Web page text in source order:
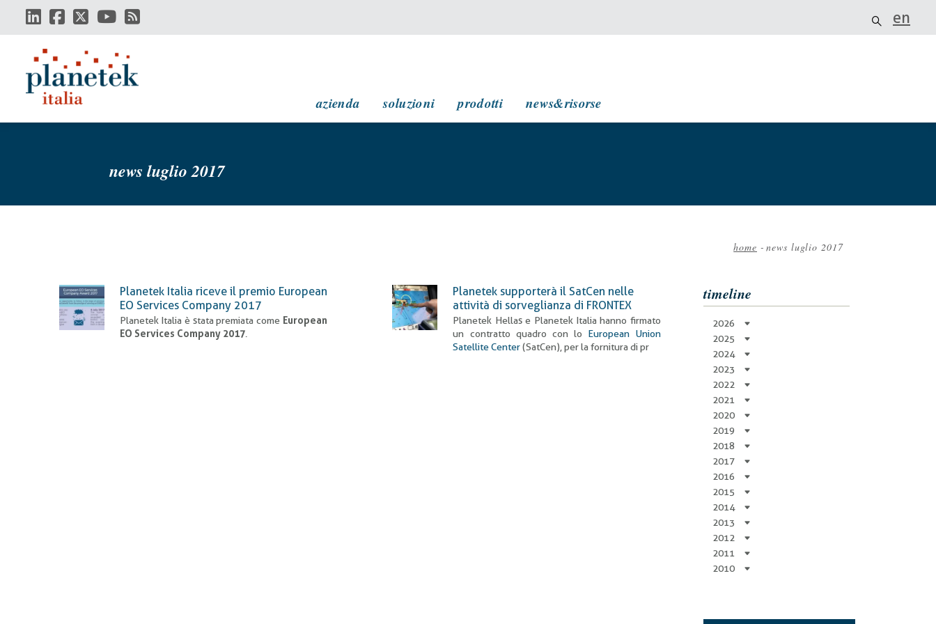
contenuto
en
azienda soluzioni prodotti news&risorse
news luglio 2017
pane
home - news luglio 2017
Planetek Italia riceve il premio European
EO Services Company 2017
Planetek Italia è stata premiata come European
EO Services Company 2017.
Planetek supporterà il SatCen nelle
attività di sorveglianza di FRONTEX
Planetek Hellas e Planetek Italia hanno firmato
un contratto quadro con lo European Union
Satellite Center(SatCen), per la fornitura di pr
timeline
2026
2025
2024
2023
2022
2021
2020
2019
2018
2017
2016
2015
2014
2013
2012
2011
2010